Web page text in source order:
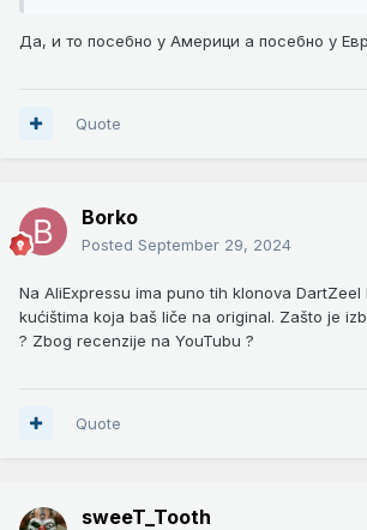
Да, и то посебно у Америци а посебно у
Quote
Borko
Posted September 29, 2024
Na AliExpressu ima puno tih klonova DartZeel
kućištima koja baš liče na original. Zašto je
? Zbog recenzije na YouTubu ?
Quote
sweeT_Tooth